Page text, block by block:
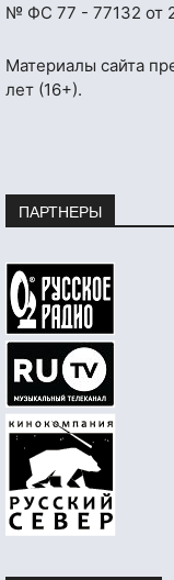
№ ФС 77 - 77132 от
Материалы сайта
лет (16+).
ПАРТНЕРЫ